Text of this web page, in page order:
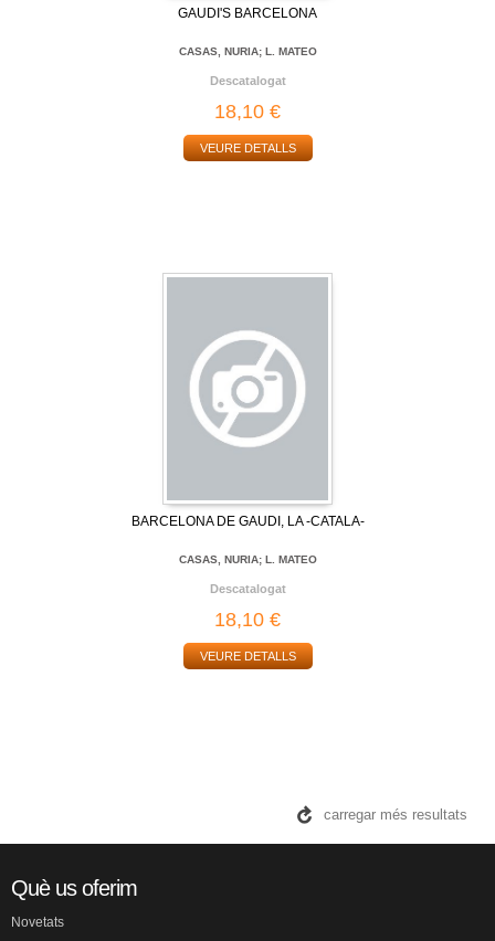
GAUDI'S BARCELONA
CASAS, NURIA; L. MATEO
Descatalogat
18,10 €
VEURE DETALLS
BARCELONA DE GAUDI, LA -CATALA-
CASAS, NURIA; L. MATEO
Descatalogat
18,10 €
VEURE DETALLS
carregar més resultats
Què us oferim
Novetats